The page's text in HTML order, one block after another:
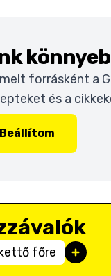
forrásként a
és a
Beállítom
főre